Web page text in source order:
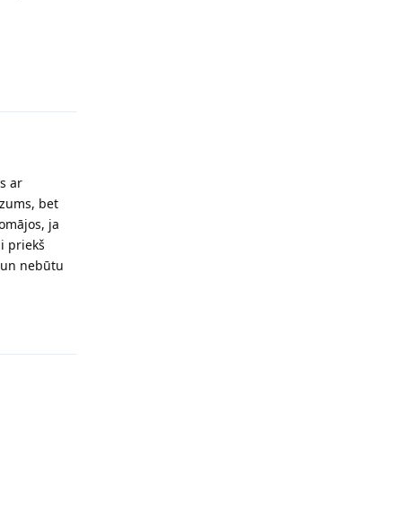
ar
bet
ja
priekš
nebūtu